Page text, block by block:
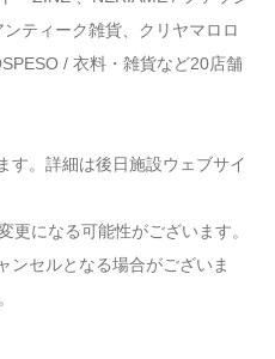
ティーク雑貨、クリヤマロロ
/ 衣料・雑貨など20店舗
。詳細は後日施設ウェブサイ
になる可能性がございます。
セルとなる場合がございま